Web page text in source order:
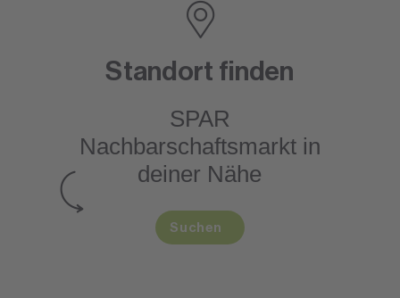
Standort finden
SPAR
Nachbarschaftsmarktin
deiner Nähe
Suchen